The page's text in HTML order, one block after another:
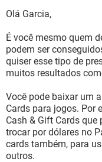
Olá Garcia,
É você mesmo quem
podem ser
quiser esse tipo de
muitos resultados
Você pode baixar um
Cards para jogos. Por
Cash & Gift Cards
trocar por dólares no
cards também, para
outros.